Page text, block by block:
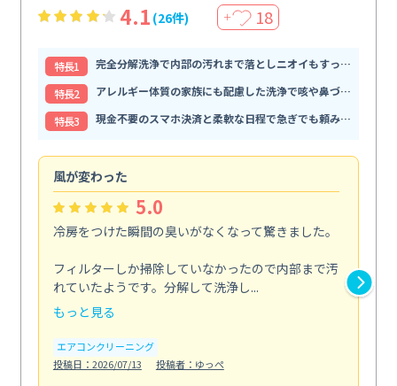
4.1 (26件) ＋ 18
特⻑1
完全分解洗浄で内部の汚れまで落としニオイもすっきり解消
特⻑2
アレルギー体質の家族にも配慮した洗浄で咳や鼻づまりが和らぐ
特⻑3
現金不要のスマホ決済と柔軟な日程で急ぎでも頼みやすい
風が変わった
5.0
冷房をつけた瞬間の臭いがなくなって驚きました。
フィルターしか掃除していなかったので内部まで汚
れていたようです。分解して洗浄し...
もっと見る
エアコンクリーニング
投稿日：2026/07/13
投稿者：ゆっぺ